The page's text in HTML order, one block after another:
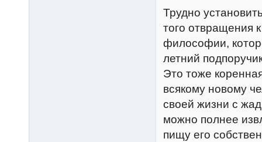
Трудно
того отвращения
философии,
летний
Это тоже
всякому новому
своей жизни с
можно полнее
пищу его